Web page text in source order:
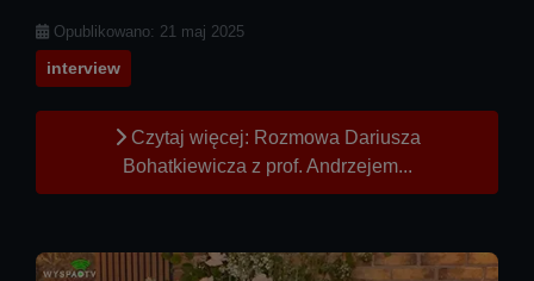
Szczegóły
Opublikowano: 21 maj 2025
interview
Czytaj więcej: Rozmowa Dariusza
Bohatkiewicza z prof. Andrzejem...